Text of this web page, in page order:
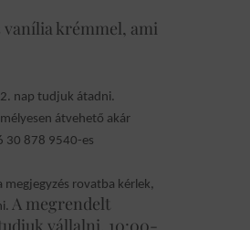
vanília krémmel, ami
nap tudjuk átadni.
átvehető akár
30 878 9540-es
rovatba kérlek,
A megrendelt
vállalni, 10:00-